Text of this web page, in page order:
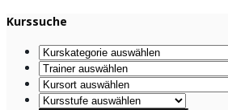
Kurssuche